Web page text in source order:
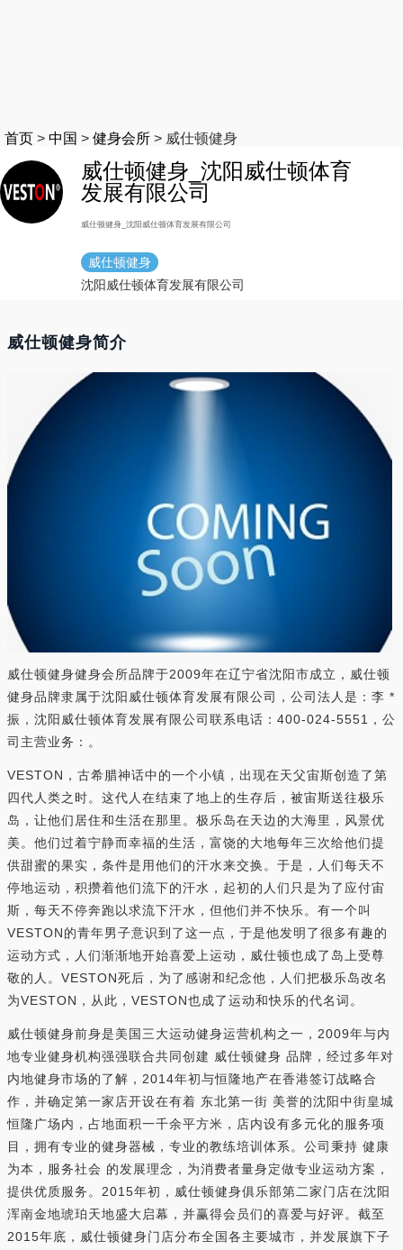
首页 > 中国 > 健身会所 > 威仕顿健身
威仕顿健身_沈阳威仕顿体育
发展有限公司
威仕顿健身_沈阳威仕顿体育发展有限公司
威仕顿健身
沈阳威仕顿体育发展有限公司
威仕顿健身简介
威仕顿健身健身会所品牌于2009年在辽宁省沈阳市成立，威仕顿
健身品牌隶属于沈阳威仕顿体育发展有限公司，公司法人是：李 *
振，沈阳威仕顿体育发展有限公司联系电话：400-024-5551，公
司主营业务：。
VESTON，古希腊神话中的一个小镇，出现在天父宙斯创造了第
四代人类之时。这代人在结束了地上的生存后，被宙斯送往极乐
岛，让他们居住和生活在那里。极乐岛在天边的大海里，风景优
美。他们过着宁静而幸福的生活，富饶的大地每年三次给他们提
供甜蜜的果实，条件是用他们的汗水来交换。于是，人们每天不
停地运动，积攒着他们流下的汗水，起初的人们只是为了应付宙
斯，每天不停奔跑以求流下汗水，但他们并不快乐。有一个叫
VESTON的青年男子意识到了这一点，于是他发明了很多有趣的
运动方式，人们渐渐地开始喜爱上运动，威仕顿也成了岛上受尊
敬的人。VESTON死后，为了感谢和纪念他，人们把极乐岛改名
为VESTON，从此，VESTON也成了运动和快乐的代名词。
威仕顿健身前身是美国三大运动健身运营机构之一，2009年与内
地专业健身机构强强联合共同创建 威仕顿健身 品牌，经过多年对
内地健身市场的了解，2014年初与恒隆地产在香港签订战略合
作，并确定第一家店开设在有着 东北第一街 美誉的沈阳中街皇城
恒隆广场内，占地面积一千余平方米，店内设有多元化的服务项
目，拥有专业的健身器械，专业的教练培训体系。公司秉持 健康
为本，服务社会 的发展理念，为消费者量身定做专业运动方案，
提供优质服务。2015年初，威仕顿健身俱乐部第二家门店在沈阳
浑南金地琥珀天地盛大启幕，并赢得会员们的喜爱与好评。截至
2015年底，威仕顿健身门店分布全国各主要城市，并发展旗下子